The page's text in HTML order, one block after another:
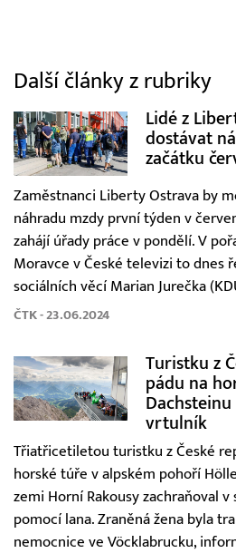
Další články z rubriky
Lidé z
dostávat
začátku
Zaměstnanci Liberty Ostrava by
náhradu mzdy první týden v
zahájí úřady práce v pondělí. V
Moravce v České televizi to dnes
sociálních věcí Marian Jurečka
ČTK - 23.06.2024
Turistku z
pádu na
Dachsteinu
vrtulník
Třiatřicetiletou turistku z České
horské túře v alpském pohoří
zemi Horní Rakousy zachraňoval
pomocí lana. Zraněná žena byla
nemocnice ve Vöcklabrucku,